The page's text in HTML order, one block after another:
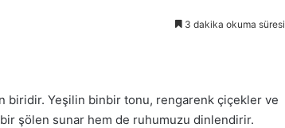
3 dakika okuma süresi
biridir. Yeşilin binbir tonu, rengarenk çiçekler ve
bir şölen sunar hem de ruhumuzu dinlendirir.